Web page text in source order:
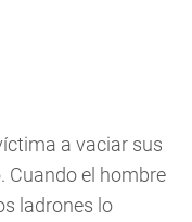
a vaciar sus
Cuando el hombre
ladrones lo